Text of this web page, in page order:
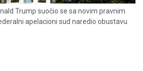
Trump suočio se sa novim pravnim
apelacioni sud naredio obustavu